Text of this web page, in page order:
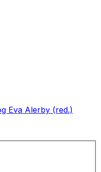
Eva Alerby (red.)